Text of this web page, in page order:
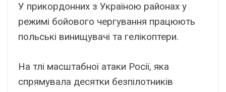
У прикордонних з Україною районах у
режимі бойового чергування працюють
польські винищувачі та гелікоптери.
На тлі масштабної атаки Росії, яка
спрямувала десятки безпілотників